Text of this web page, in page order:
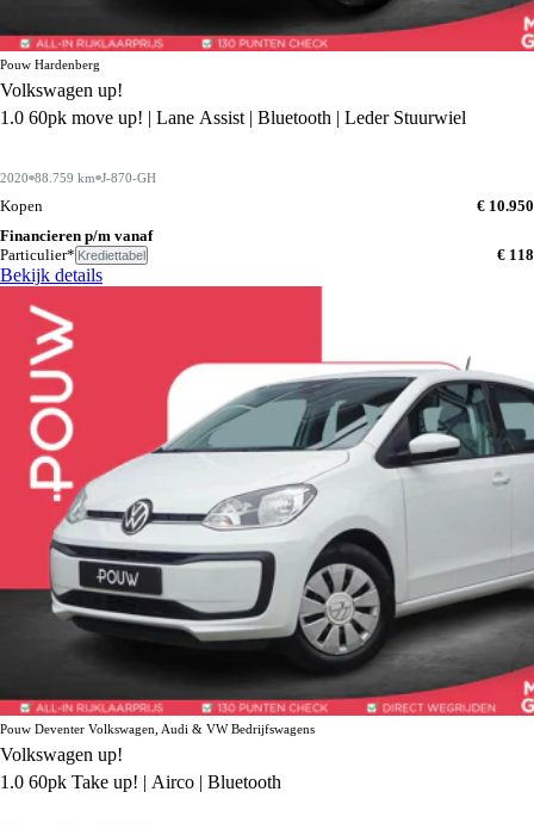
Pouw Hardenberg
Volkswagen up!
1.0 60pk move up! | Lane Assist | Bluetooth | Leder Stuurwiel
2020 88.759 km J-870-GH
Kopen
€ 10.950
Financieren p/m vanaf
Particulier* Krediettabel € 118
Bekijk details
Pouw Deventer Volkswagen, Audi & VW Bedrijfswagens
Volkswagen up!
1.0 60pk Take up! | Airco | Bluetooth